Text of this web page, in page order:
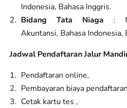
Indonesia, Bahasa Inggris.
Bidang Tata Niaga :
Akuntansi, Bahasa Indonesia,
Jadwal Pendaftaran Jalur
Pendaftaran online,
Pembayaran biaya
Cetak kartu tes ,